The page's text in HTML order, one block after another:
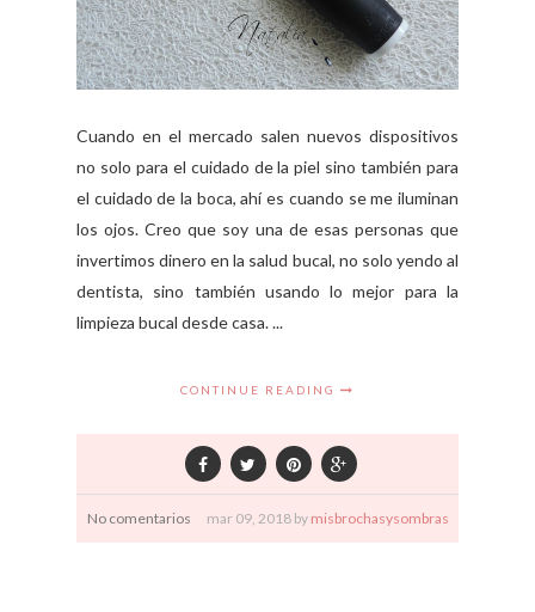
Cuando en el mercado salen nuevos dispositivos
no solo para el cuidado de la piel sino también para
el cuidado de la boca, ahí es cuando se me iluminan
los ojos. Creo que soy una de esas personas que
invertimos dinero en la salud bucal, no solo yendo al
dentista, sino también usando lo mejor para la
limpieza bucal desde casa. ...
CONTINUE READING
No comentarios mar 09, 2018 by misbrochasysombras